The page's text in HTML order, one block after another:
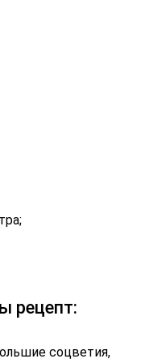
рецепт:
соцветия,